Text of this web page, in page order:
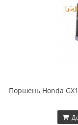
Поршень Honda